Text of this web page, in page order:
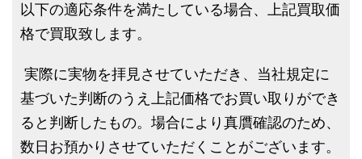
以下の適応条件を満たしている場合、上記買取価
格で買取致します。
実際に実物を拝見させていただき、当社規定に
基づいた判断のうえ上記価格でお買い取りができ
ると判断したもの。場合により真贋確認のため、
数日お預かりさせていただくことがございます。